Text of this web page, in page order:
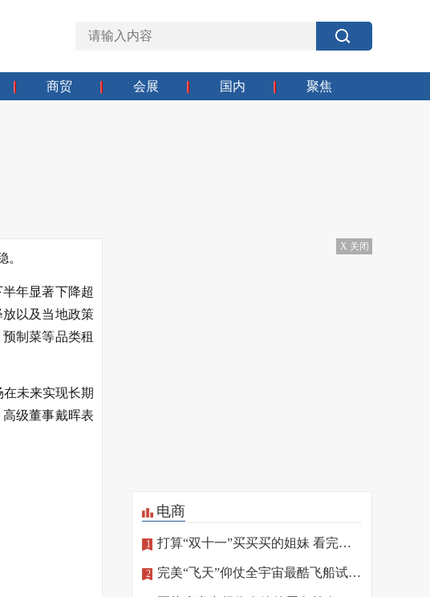
商贸 会展 国内 聚焦
。
年显著下降超
以及当地政策
制菜等品类租
未来实现长期
级董事戴晖表
X 关闭
电商
1 打算“双十一”买买买的姐妹 看完这篇再“剁手”
2 完美“飞天”仰仗全宇宙最酷飞船试驾员